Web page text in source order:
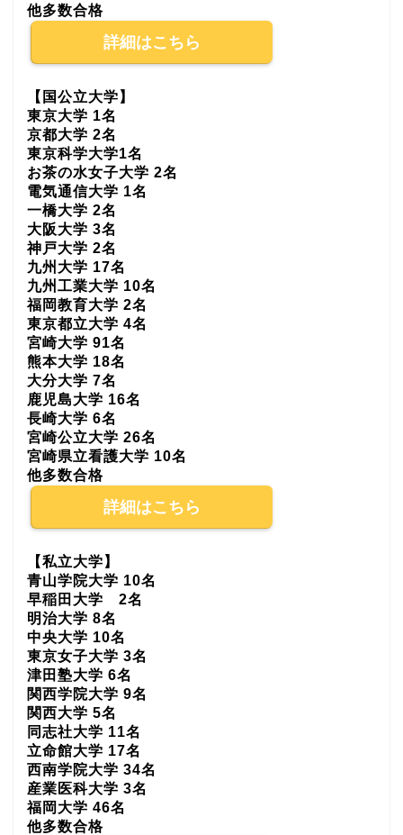
他多数合格
詳細はこちら
【国公立大学】
東京大学 1名
京都大学 2名
東京科学大学1名
お茶の水女子大学 2名
電気通信大学 1名
一橋大学 2名
大阪大学 3名
神戸大学 2名
九州大学 17名
九州工業大学 10名
福岡教育大学 2名
東京都立大学 4名
宮崎大学 91名
熊本大学 18名
大分大学 7名
鹿児島大学 16名
長崎大学 6名
宮崎公立大学 26名
宮崎県立看護大学 10名
他多数合格
詳細はこちら
【私立大学】
青山学院大学 10名
早稲田大学 2名
明治大学 8名
中央大学 10名
東京女子大学 3名
津田塾大学 6名
関西学院大学 9名
関西大学 5名
同志社大学 11名
立命館大学 17名
西南学院大学 34名
産業医科大学 3名
福岡大学 46名
他多数合格